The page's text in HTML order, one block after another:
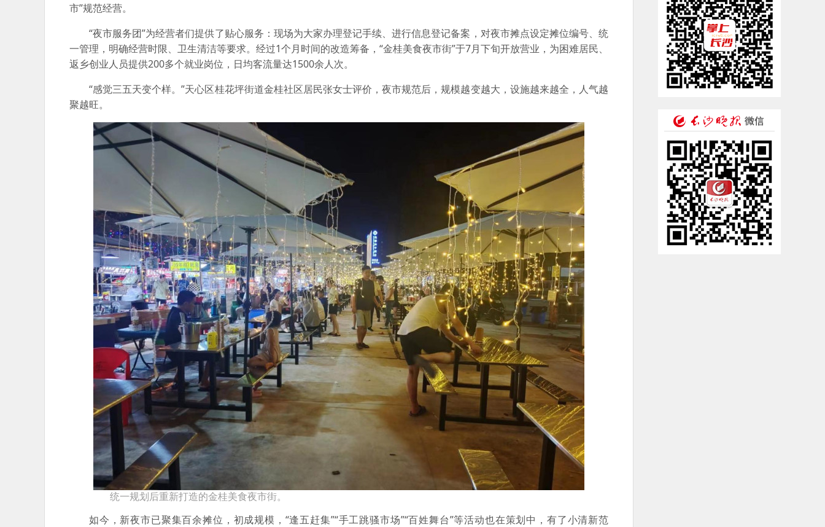
市”规范经营。
“夜市服务团”为经营者们提供了贴心服务：现场为大家办理登记手续、进行信息登记备案，对夜市摊点设定摊位编号、统
一管理，明确经营时限、卫生清洁等要求。经过1个月时间的改造筹备，“金桂美食夜市街”于7月下旬开放营业，为困难居民、
返乡创业人员提供200多个就业岗位，日均客流量达1500余人次。
“感觉三五天变个样。”天心区桂花坪街道金桂社区居民张女士评价，夜市规范后，规模越变越大，设施越来越全，人气越
聚越旺。
统一规划后重新打造的金桂美食夜市街。
如今，新夜市已聚集百余摊位，初成规模，“逢五赶集”“手工跳骚市场”“百姓舞台”等活动也在策划中，有了小清新范